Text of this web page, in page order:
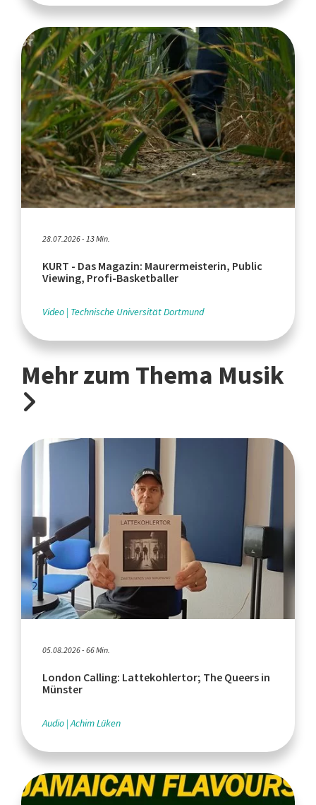
28.07.2026 - 13 Min.
KURT - Das Magazin: Maurermeisterin, Public
Viewing, Profi-Basketballer
Video Technische Universität Dortmund
Mehr zum Thema Musik
05.08.2026 - 66 Min.
London Calling: Lattekohlertor; The Queers in
Münster
Audio Achim Lüken